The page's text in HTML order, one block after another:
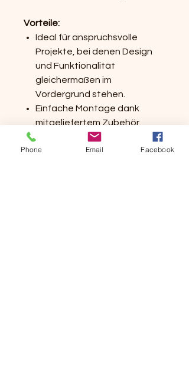
Vorteile:
Ideal für anspruchsvolle
Projekte, bei denen Design
und Funktionalität
gleichermaßen im
Vordergrund stehen.
Einfache Montage dank
mitgeliefertem Zubehör.
Phone Email Facebook